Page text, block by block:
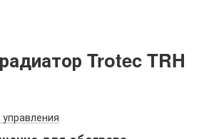
Trotec TRH